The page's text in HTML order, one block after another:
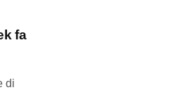
fa
di